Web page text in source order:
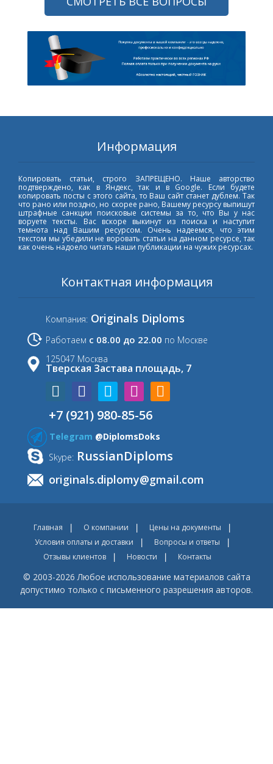
Информация
Копировать статьи, строго ЗАПРЕЩЕНО. Наше авторство
подтверждено, как в Яндекс, так и в Google. Если будете
копировать посты с этого сайта, то Ваш сайт станет дублем. Так
что рано или поздно, но скорее рано, Вашему ресурсу выпишут
штрафные санкции поисковые системы за то, что Вы у нас
воруете тексты. Вас вскоре выкинут из поиска и наступит
темнота над Вашим ресурсом. Очень надеемся, что этим
текстом мы убедили не воровать статьи на данном ресурсе, так
как очень надоело читать наши публикации на чужих ресурсах.
Контактная информация
Компания: Originals Diploms
Работаем с 08.00 до 22.00 по Москве
125047 Москва
Тверская Застава площадь, 7
+7 (921) 980-85-56
Telegram @DiplomsDoks
Skype: RussianDiploms
originals.diplomy@gmail.com
Главная О компании
Цены на документы
Условия оплаты и доставки
Вопросы и ответы
Отзывы клиентов
Новости Контакты
© 2003-2026 Любое использование материалов сайта
допустимо только с письменного разрешения авторов.